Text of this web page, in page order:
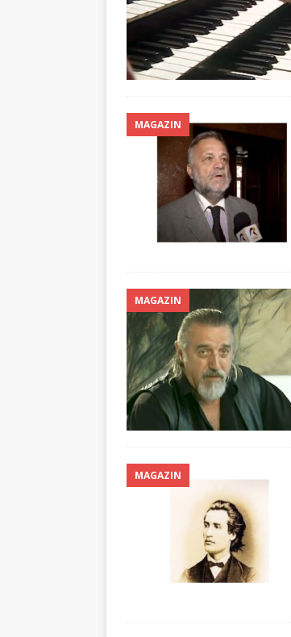
MAGAZIN
MAGAZIN
MAGAZIN